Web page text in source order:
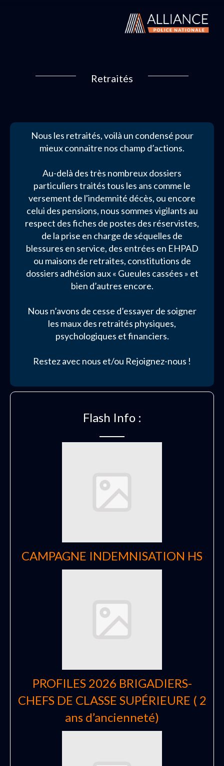
Retraités
Nous les retraités, voilà un condensé pour
mieux connaitre nos champ d’actions.
Au-delà des très nombreux dossiers
particuliers traités tous les ans comme le
versement de l'indemnité décès, ou encore
celui des pensions, nous sommes vigilants au
respect des fiches de postes des réservistes,
de la prise en charge de séquelles de
blessures en service, des entrées en EHPAD
ou maisons de retraites, constitutions de
dossiers adhésion aux « Gueules cassées » et
bien d’autres encore.
Nous n’avons de cesse d’essayer de soigner
les maux des retraités physiques,
psychologiques et financiers.
Restez avec nous et/ou Rejoignez-nous !
Flash Info :
CAMPAGNE INDEMNISATION HS
PROFILES 2026 BRIGADIERS-
CHEFS DE CLASSE SUPÉRIEURE ( 2
ans d’ancienneté)